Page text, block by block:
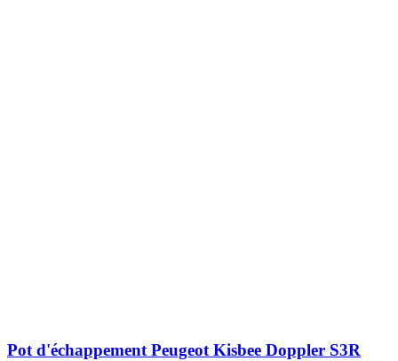
Pot d'échappement Peugeot Kisbee Doppler S3R